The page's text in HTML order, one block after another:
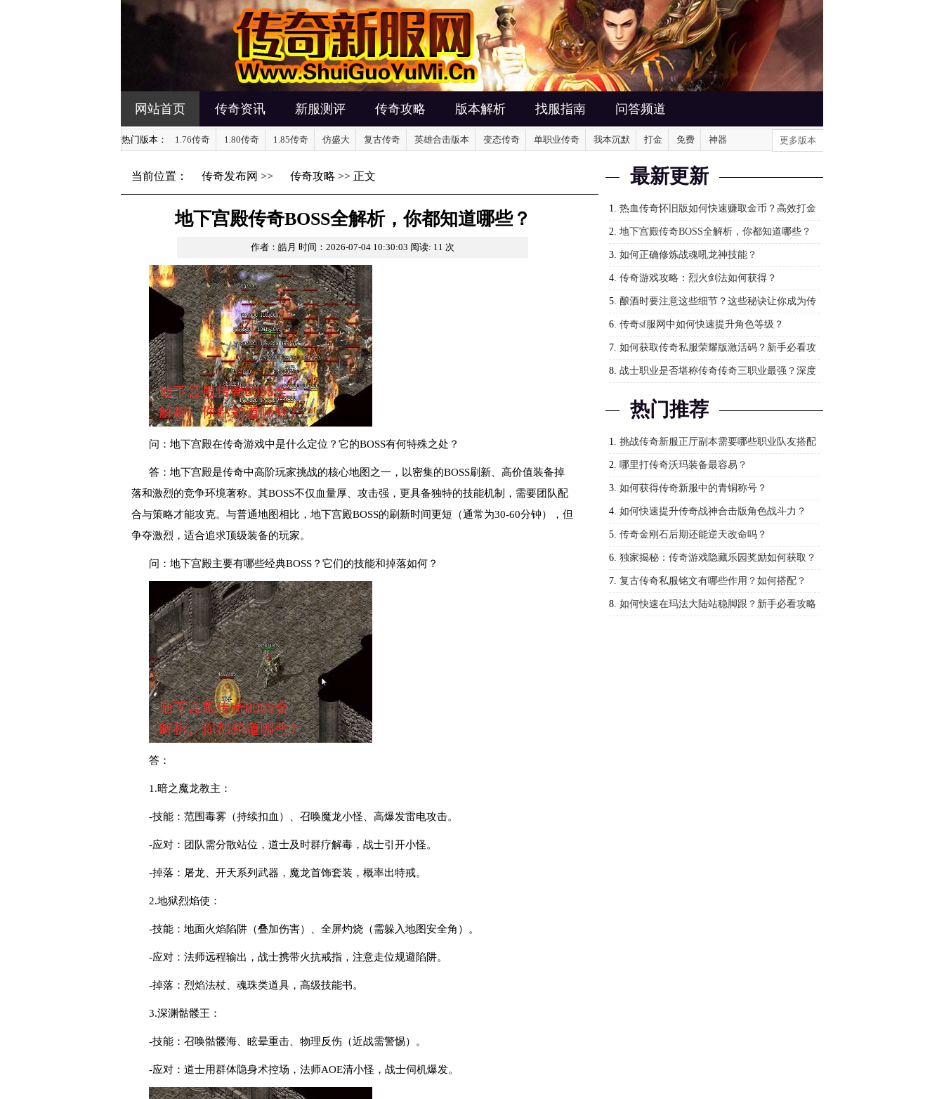
网站首页 传奇资讯 新服测评 传奇攻略 版本解析 找服指南 问答频道
热门版本： 1.76传奇 1.80传奇 1.85传奇 仿盛大 复古传奇 英雄合击版本 变态传奇 单职业传奇 我本沉默 打金 免费 神器 更多版本
当前位置： 传奇发布网 >> 传奇攻略 >> 正文
地下宫殿传奇BOSS全解析，你都知道哪些？
作者：皓月 时间：2026-07-04 10:30:03 阅读: 11 次
问：地下宫殿在传奇游戏中是什么定位？它的BOSS有何特殊之处？
答：地下宫殿是传奇中高阶玩家挑战的核心地图之一，以密集的BOSS刷新、高价值装备掉
落和激烈的竞争环境著称。其BOSS不仅血量厚、攻击强，更具备独特的技能机制，需要团队配
合与策略才能攻克。与普通地图相比，地下宫殿BOSS的刷新时间更短（通常为30-60分钟），但
争夺激烈，适合追求顶级装备的玩家。
问：地下宫殿主要有哪些经典BOSS？它们的技能和掉落如何？
答：
1.暗之魔龙教主：
-技能：范围毒雾（持续扣血）、召唤魔龙小怪、高爆发雷电攻击。
-应对：团队需分散站位，道士及时群疗解毒，战士引开小怪。
-掉落：屠龙、开天系列武器，魔龙首饰套装，概率出特戒。
2.地狱烈焰使：
-技能：地面火焰陷阱（叠加伤害）、全屏灼烧（需躲入地图安全角）。
-应对：法师远程输出，战士携带火抗戒指，注意走位规避陷阱。
-掉落：烈焰法杖、魂珠类道具，高级技能书。
3.深渊骷髅王：
-技能：召唤骷髅海、眩晕重击、物理反伤（近战需警惕）。
-应对：道士用群体隐身术控场，法师AOE清小怪，战士伺机爆发。
最新更新
1. 热血传奇怀旧版如何快速赚取金币？高效打金
攻略分享
2. 地下宫殿传奇BOSS全解析，你都知道哪些？
3. 如何正确修炼战魂吼龙神技能？
4. 传奇游戏攻略：烈火剑法如何获得？
5. 酿酒时要注意这些细节？这些秘诀让你成为传
奇酿酒大师
6. 传奇sf服网中如何快速提升角色等级？
7. 如何获取传奇私服荣耀版激活码？新手必看攻
略指南
8. 战士职业是否堪称传奇传奇三职业最强？深度
热门推荐
1. 挑战传奇新服正厅副本需要哪些职业队友搭配
才能高效通关？
2. 哪里打传奇沃玛装备最容易？
3. 如何获得传奇新服中的青铜称号？
4. 如何快速提升传奇战神合击版角色战斗力？
5. 传奇金刚石后期还能逆天改命吗？
6. 独家揭秘：传奇游戏隐藏乐园奖励如何获取？
7. 复古传奇私服铭文有哪些作用？如何搭配？
8. 如何快速在玛法大陆站稳脚跟？新手必看攻略